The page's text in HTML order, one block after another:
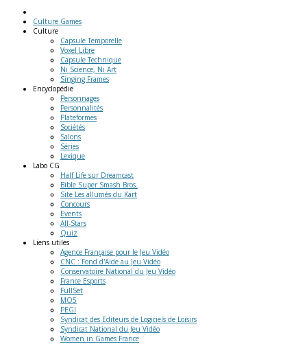
Culture Games
Culture
Capsule Temporelle
Voxel Libre
Capsule Technique
Ni Science, Ni Art
Singing Frames
Encyclopédie
Personnages
Personnalités
Plateformes
Sociétés
Salons
Séries
Lexique
Labo CG
Half Life sur Dreamcast
Bible Super Smash Bros.
Site Les allumés du Kart
Concours
Events
All-Stars
Quiz
Liens utiles
Agence Française pour le Jeu Vidéo
CNC : Fond d'Aide au Jeu Vidéo
Conservatoire National du Jeu Vidéo
France Esports
FullSet
MO5
PEGI
Syndicat des Editeurs de Logiciels de Loisirs
Syndicat National du Jeu Vidéo
Women in Games France